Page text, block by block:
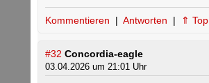
Kommentieren | Antworten | ⇑ Top
#32 Concordia-eagle
03.04.2026 um 21:01 Uhr